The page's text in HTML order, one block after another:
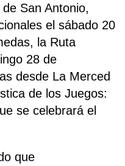
San Antonio,
el sábado 20
la Ruta
28 de
desde La Merced
de los Juegos:
se celebrará el
que